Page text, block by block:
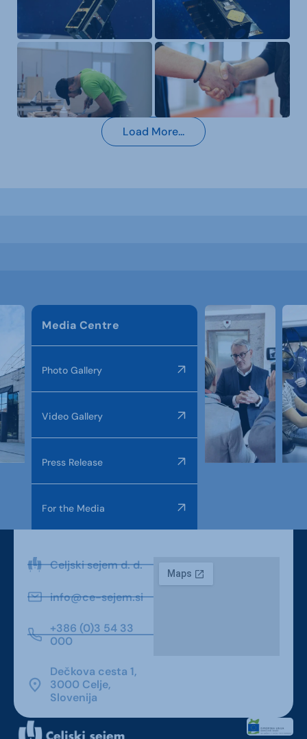
Load More...
Media Centre
Photo Gallery
Video Gallery
Press Release
For the Media
Celjski sejem d. d.
info@ce-sejem.si
+386 (0)3 54 33
000
Dečkova cesta 1,
3000 Celje,
Slovenija